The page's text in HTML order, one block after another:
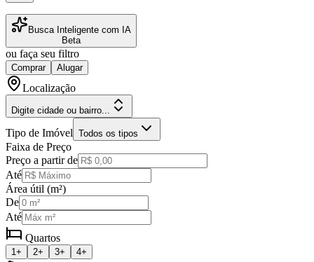
Busca Inteligente com IA
Beta
ou faça seu filtro
Comprar Alugar
Localização
Digite cidade ou bairro...
Tipo de Imóvel Todos os tipos
Faixa de Preço
Preço a partir de
Até
Área útil (m²)
De
Até
Quartos
1+ 2+ 3+ 4+